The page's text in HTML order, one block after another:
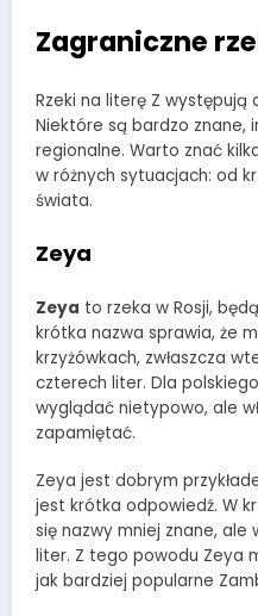
Zagraniczne
Rzeki na literę Z występują
Niektóre są bardzo znane,
regionalne. Warto znać
w różnych sytuacjach: od
świata.
Zeya
Zeya to rzeka w Rosji,
krótka nazwa sprawia, że
krzyżówkach, zwłaszcza
czterech liter. Dla
wyglądać nietypowo, ale
zapamiętać.
Zeya jest dobrym
jest krótka odpowiedź. W
się nazwy mniej znane, ale
liter. Z tego powodu Zeya
jak bardziej popularne